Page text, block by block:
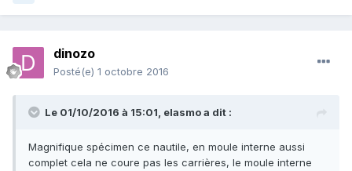
dinozo
Posté(e) 1 octobre 2016
Le 01/10/2016 à 15:01, elasmoa dit :
Magnifique spécimen ce nautile, en moule interne aussi
complet cela ne coure pas les carrières, le moule interne